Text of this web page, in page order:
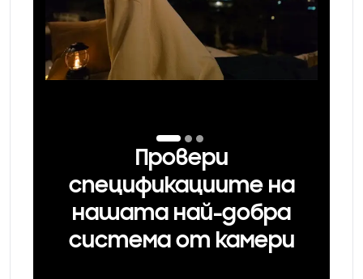
Провери
спецификациите на
нашата най-добра
система от камери